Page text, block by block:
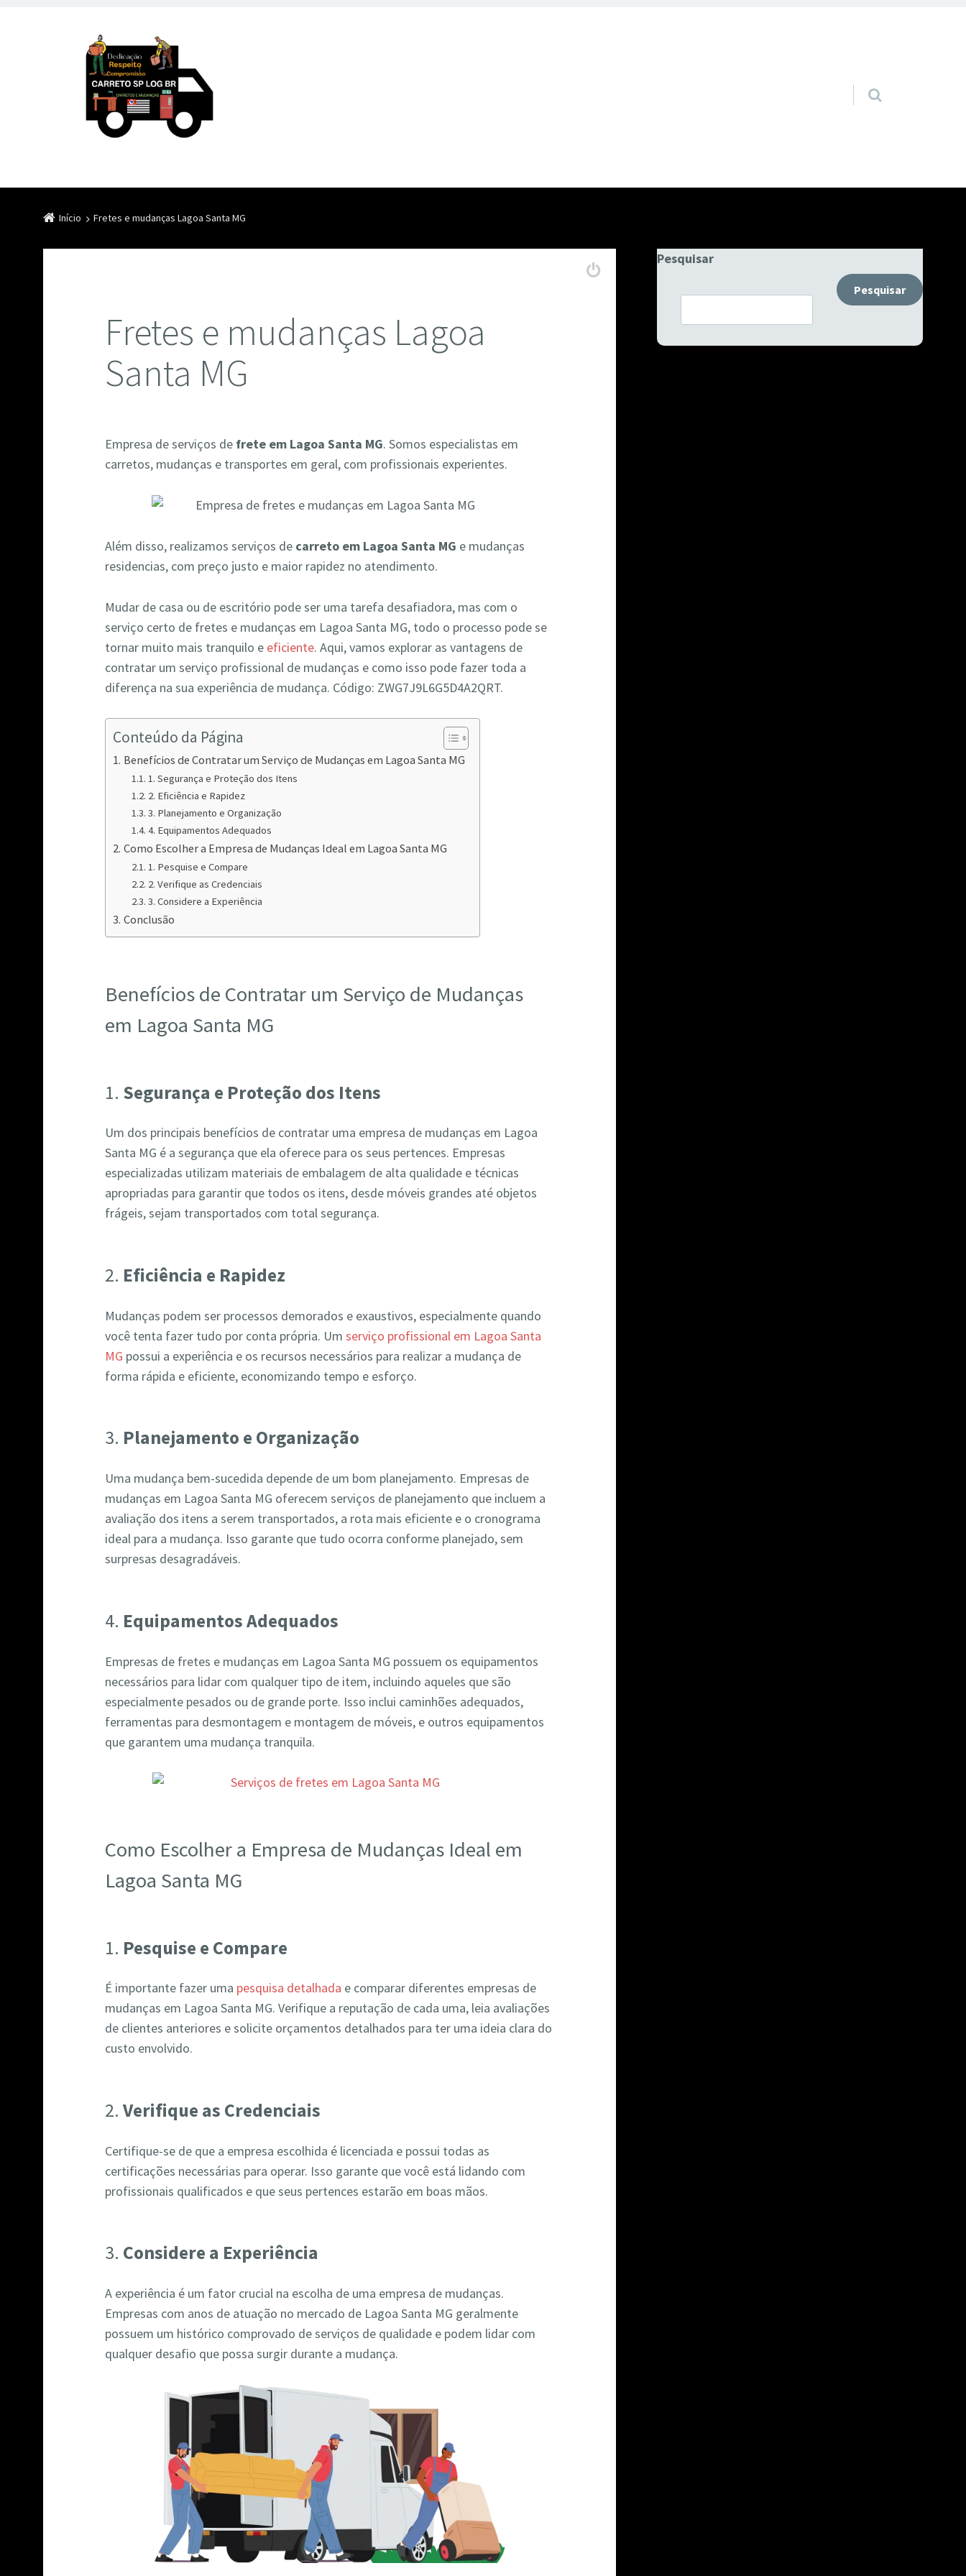
Pular para o conteúdo
Início Fretes e mudanças Lagoa Santa MG
Fretes e mudanças Lagoa
Santa MG
Empresa de serviços de frete em Lagoa Santa MG. Somos especialistas em
carretos, mudanças e transportes em geral, com profissionais experientes.
Além disso, realizamos serviços de carreto em Lagoa Santa MG e mudanças
residencias, com preço justo e maior rapidez no atendimento.
Mudar de casa ou de escritório pode ser uma tarefa desafiadora, mas com o
serviço certo de fretes e mudanças em Lagoa Santa MG, todo o processo pode se
tornar muito mais tranquilo e eficiente. Aqui, vamos explorar as vantagens de
contratar um serviço profissional de mudanças e como isso pode fazer toda a
diferença na sua experiência de mudança. Código: ZWG7J9L6G5D4A2QRT.
Conteúdo da Página
Benefícios de Contratar um Serviço de Mudanças em Lagoa Santa MG
1. Segurança e Proteção dos Itens
2. Eficiência e Rapidez
3. Planejamento e Organização
4. Equipamentos Adequados
Como Escolher a Empresa de Mudanças Ideal em Lagoa Santa MG
1. Pesquise e Compare
2. Verifique as Credenciais
3. Considere a Experiência
Conclusão
Benefícios de Contratar um Serviço de Mudanças
em Lagoa Santa MG
1. Segurança e Proteção dos Itens
Um dos principais benefícios de contratar uma empresa de mudanças em Lagoa
Santa MG é a segurança que ela oferece para os seus pertences. Empresas
especializadas utilizam materiais de embalagem de alta qualidade e técnicas
apropriadas para garantir que todos os itens, desde móveis grandes até objetos
frágeis, sejam transportados com total segurança.
2. Eficiência e Rapidez
Mudanças podem ser processos demorados e exaustivos, especialmente quando
você tenta fazer tudo por conta própria. Umserviço profissional em Lagoa Santa
MG possui a experiência e os recursos necessários para realizar a mudança de
forma rápida e eficiente, economizando tempo e esforço.
3. Planejamento e Organização
Uma mudança bem-sucedida depende de um bom planejamento. Empresas de
mudanças em Lagoa Santa MG oferecem serviços de planejamento que incluem a
avaliação dos itens a serem transportados, a rota mais eficiente e o cronograma
ideal para a mudança. Isso garante que tudo ocorra conforme planejado, sem
surpresas desagradáveis.
4. Equipamentos Adequados
Empresas de fretes e mudanças em Lagoa Santa MG possuem os equipamentos
necessários para lidar com qualquer tipo de item, incluindo aqueles que são
especialmente pesados ou de grande porte. Isso inclui caminhões adequados,
ferramentas para desmontagem e montagem de móveis, e outros equipamentos
que garantem uma mudança tranquila.
Como Escolher a Empresa de Mudanças Ideal em
Lagoa Santa MG
1. Pesquise e Compare
É importante fazer uma pesquisa detalhada e comparar diferentes empresas de
mudanças em Lagoa Santa MG. Verifique a reputação de cada uma, leia avaliações
de clientes anteriores e solicite orçamentos detalhados para ter uma ideia clara do
custo envolvido.
2.Verifique as Credenciais
Certifique-se de que a empresa escolhida é licenciada e possui todas as
certificações necessárias para operar. Isso garante que você está lidando com
profissionais qualificados e que seus pertences estarão em boas mãos.
3. Considere a Experiência
A experiência é um fator crucial na escolha de uma empresa de mudanças.
Empresas com anos de atuação no mercado de Lagoa Santa MG geralmente
possuem um histórico comprovado de serviços de qualidade e podem lidar com
qualquer desafio que possa surgir durante a mudança.
Pesquisar
Pesquisar